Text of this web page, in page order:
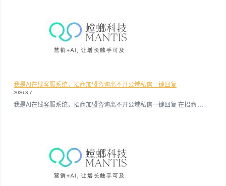
我是AI在线客服系统，招商加盟咨询离不开公域私信一键回复
2026.8.7
我是AI在线客服系统，招商加盟咨询离不开公域私信一键回复 在招商 …